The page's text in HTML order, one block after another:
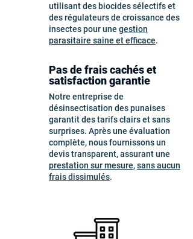
utilisant des biocides sélectifs et
des régulateurs de croissance des
insectes pour une gestion
parasitaire saine et efficace.
Pas de frais cachés et
satisfaction garantie
Notre entreprise de
désinsectisation des punaises
garantit des tarifs clairs et sans
surprises. Après une évaluation
complète, nous fournissons un
devis transparent, assurant une
prestation sur mesure,sans aucun
frais dissimulés.